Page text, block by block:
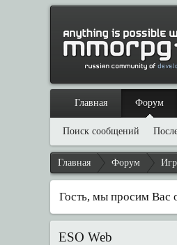
Главная Форум
Гость, мы просим Вас
ESO Web
Главная Форум
Поиск сообщений